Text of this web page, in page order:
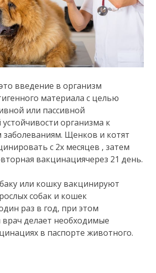
введение в организм
материала с целью
или пассивной
устойчивости организма к
Щенков и котят
с 2х месяцев , затем
вакцинациячерез 21 день.
или кошку вакцинируют
собак и кошек
раз в год, при этом
делает необходимые
в паспорте животного.